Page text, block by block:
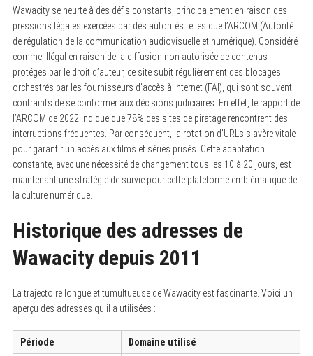
Wawacity se heurte à des défis constants, principalement en raison des
pressions légales exercées par des autorités telles que l’ARCOM (Autorité
de régulation de la communication audiovisuelle et numérique). Considéré
comme illégal en raison de la diffusion non autorisée de contenus
protégés par le droit d’auteur, ce site subit régulièrement des blocages
orchestrés par les fournisseurs d’accès à Internet (FAI), qui sont souvent
contraints de se conformer aux décisions judiciaires. En effet, le rapport de
l’ARCOM de 2022 indique que 78% des sites de piratage rencontrent des
interruptions fréquentes. Par conséquent, la rotation d’URLs s’avère vitale
pour garantir un accès aux films et séries prisés. Cette adaptation
constante, avec une nécessité de changement tous les 10 à 20 jours, est
maintenant une stratégie de survie pour cette plateforme emblématique de
la culture numérique.
Historique des adresses de
Wawacity depuis 2011
La trajectoire longue et tumultueuse de Wawacity est fascinante. Voici un
aperçu des adresses qu’il a utilisées :
Période Domaine utilisé